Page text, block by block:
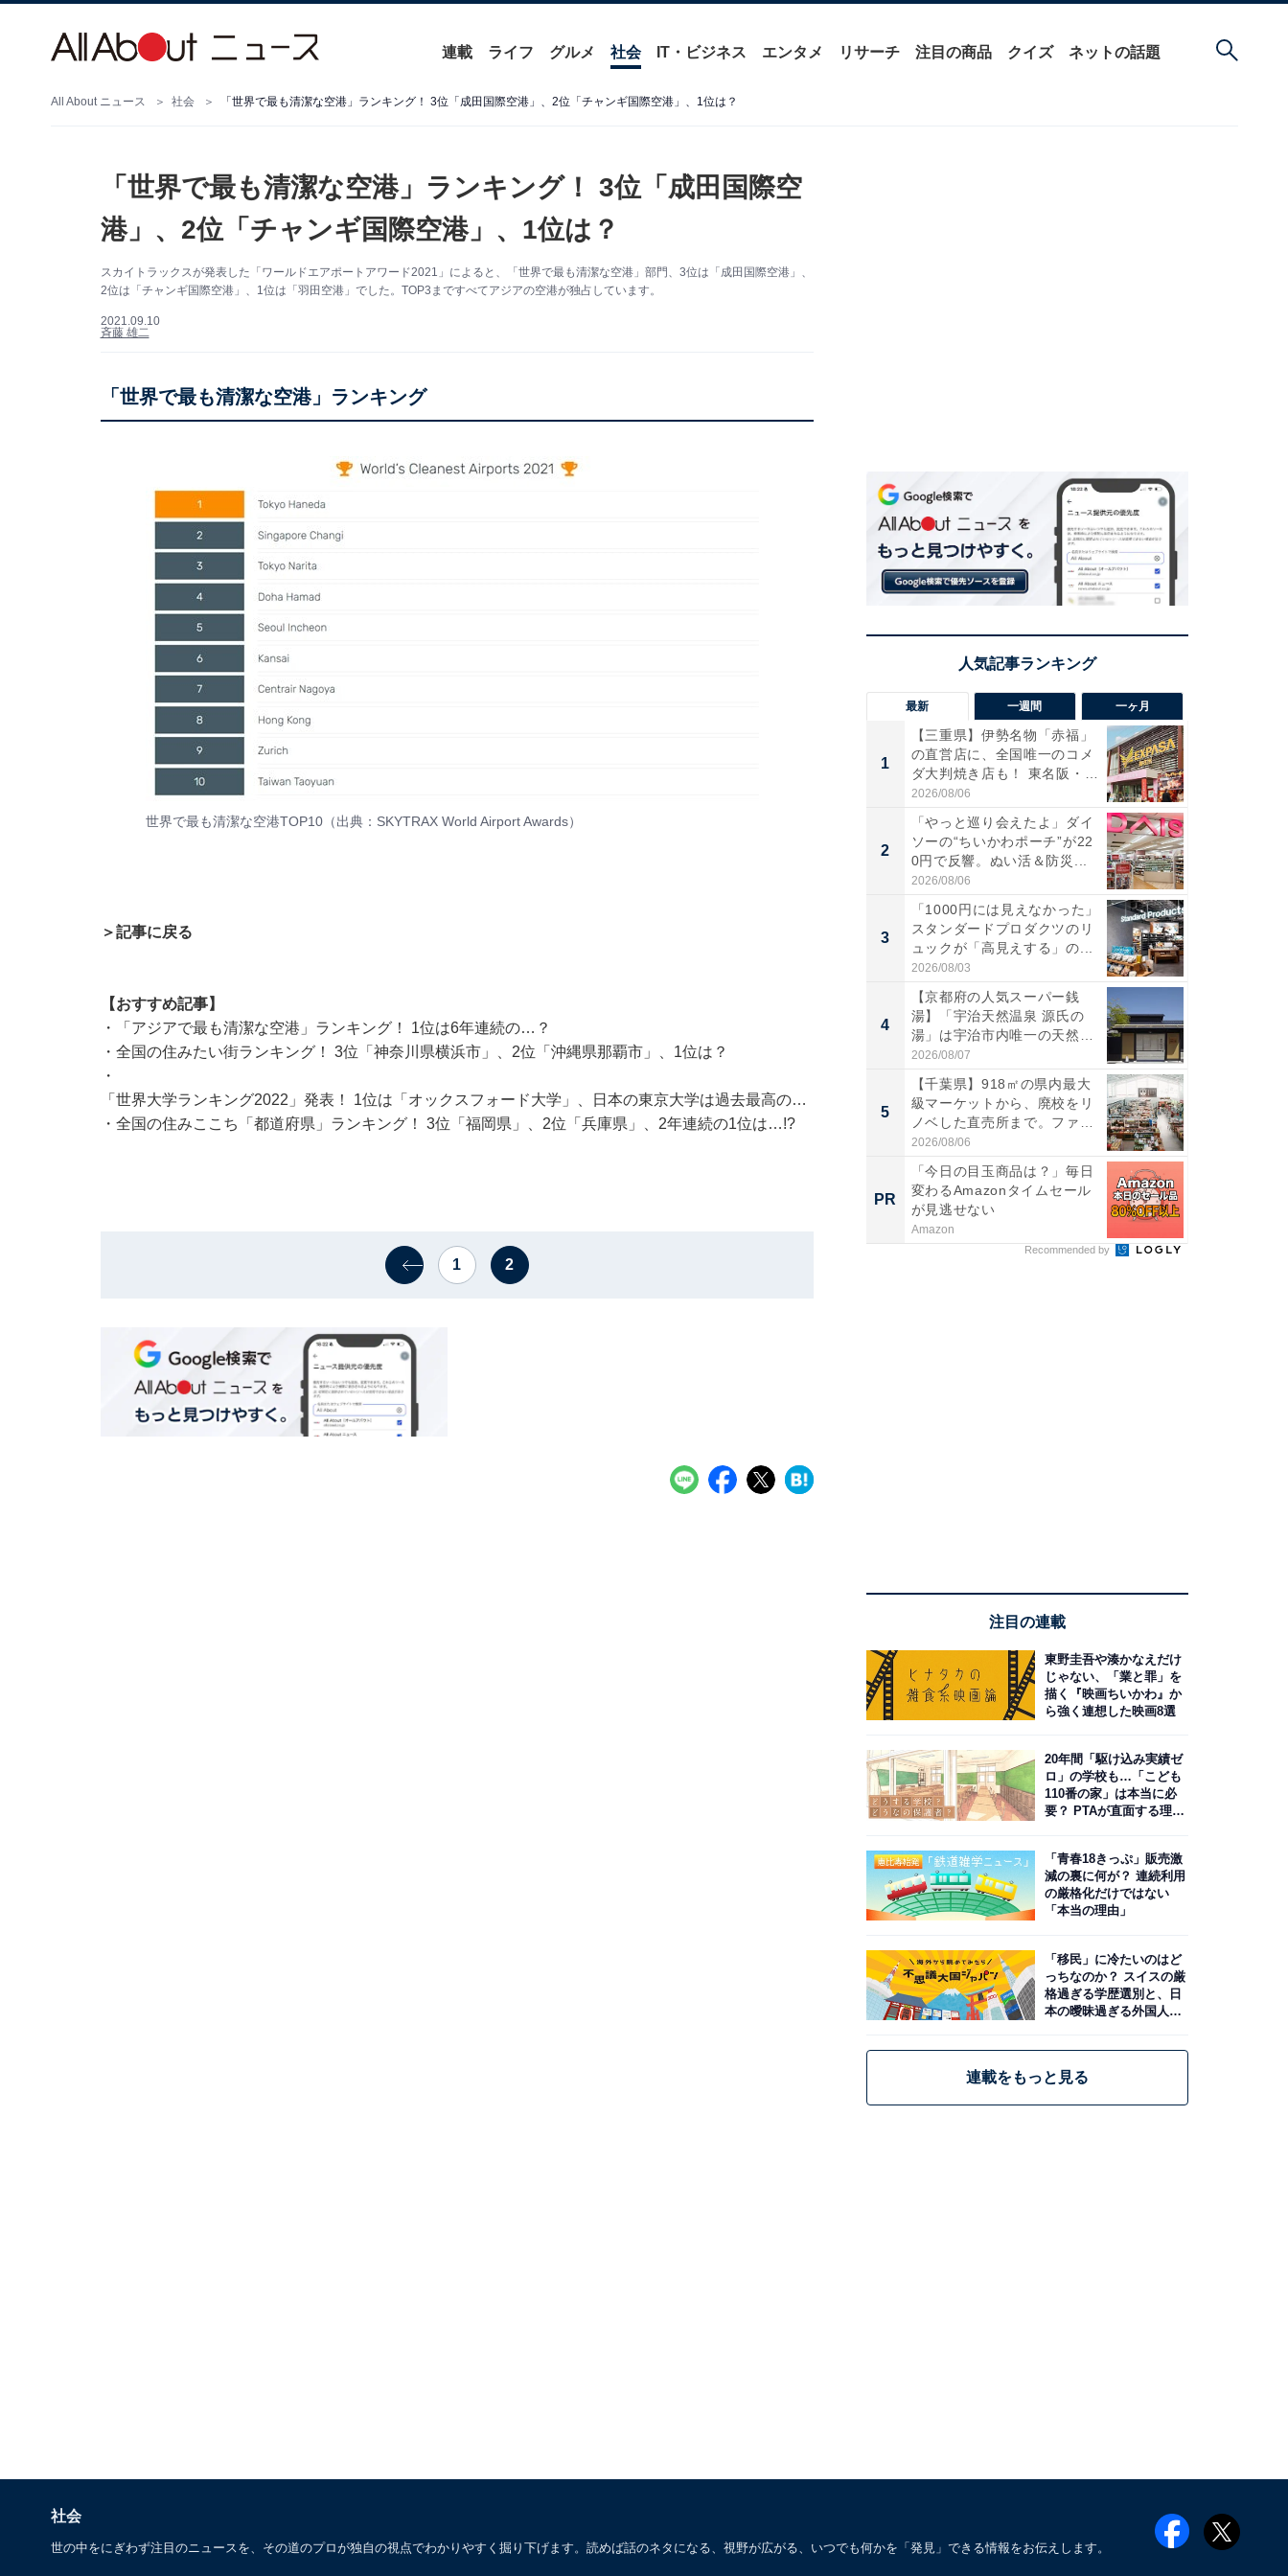
連載 ライフ グルメ 社会 IT・ビジネス エンタメ リサーチ 注目の商品 クイズ ネットの話題
All About ニュース 社会 「世界で最も清潔な空港」ランキング！ 3位「成田国際空港」、2位「チャンギ国際空港」、1位は？
「世界で最も清潔な空港」ランキング！ 3位「成田国際空
港」、2位「チャンギ国際空港」、1位は？
スカイトラックスが発表した「ワールドエアポートアワード2021」によると、「世界で最も清潔な空港」部門、3位は「成田国際空港」、
2位は「チャンギ国際空港」、1位は「羽田空港」でした。TOP3まですべてアジアの空港が独占しています。
2021.09.10
斉藤 雄二
「世界で最も清潔な空港」ランキング
世界で最も清潔な空港TOP10（出典：SKYTRAX World Airport Awards）
＞記事に戻る
【おすすめ記事】
・
「アジアで最も清潔な空港」ランキング！ 1位は6年連続の…？
・ 全国の住みたい街ランキング！ 3位「神奈川県横浜市」、2位「沖縄県那覇市」、1位は？
・
「世界大学ランキング2022」発表！ 1位は「オックスフォード大学」、日本の東京大学は過去最高の…
・ 全国の住みここち「都道府県」ランキング！ 3位「福岡県」、2位「兵庫県」、2年連続の1位は…!?
1 2
最新 一週間 一ヶ月
1
【三重県】伊勢名物「赤福」
の直営店に、全国唯一のコメ
ダ大判焼き店も！ 東名阪・
伊...
2026/08/06
2
「やっと巡り会えたよ」ダイ
ソーの“ちいかわポーチ”が22
0円で反響。ぬい活＆防災...
2026/08/06
3
「1000円には見えなかった」
スタンダードプロダクツのリ
ュックが「高見えする」の...
2026/08/03
4
【京都府の人気スーパー銭
湯】「宇治天然温泉 源氏の
湯」は宇治市内唯一の天然温
泉と...
2026/08/07
5
【千葉県】918㎡の県内最大
級マーケットから、廃校をリ
ノベした直売所まで。ファ
ー...
2026/08/06
PR
「今日の目玉商品は？」毎日
変わるAmazonタイムセール
が見逃せない
Amazon
Recommended by
注目の連載
東野圭吾や湊かなえだけ
じゃない、「業と罪」を
描く『映画ちいかわ』か
ら強く連想した映画8選
20年間「駆け込み実績ゼ
ロ」の学校も…「こども
110番の家」は本当に必
要？ PTAが直面する理想
「青春18きっぷ」販売激
減の裏に何が？ 連続利用
の厳格化だけではない
「本当の理由」
「移民」に冷たいのはど
っちなのか？ スイスの厳
格過ぎる学歴選別と、日
本の曖昧過ぎる外国人政
連載をもっと見る
社会
世の中をにぎわず注目のニュースを、その道のプロが独自の視点でわかりやすく掘り下げます。読めば話のネタになる、視野が広がる、いつでも何かを「発見」できる情報をお伝えします。